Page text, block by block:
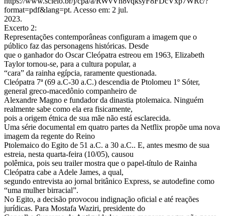
format=pdf&lang=pt. Acesso em: 2 jul.
2023.
Excerto 2:
Representações contemporâneas configuram a imagem que o
público faz das personagens históricas. Desde
que o ganhador do Oscar Cleópatra estreou em 1963, Elizabeth
Taylor tornou-se, para a cultura popular, a
“cara” da rainha egípcia, raramente questionada.
Cleópatra 7ª (69 a.C-30 a.C.) descendia de Ptolomeu 1º Sóter,
general greco-macedônio companheiro de
Alexandre Magno e fundador da dinastia ptolemaica. Ninguém
realmente sabe como ela era fisicamente,
pois a origem étnica de sua mãe não está esclarecida.
Uma série documental em quatro partes da Netflix propõe uma nova
imagem da regente do Reino
Ptolemaico do Egito de 51 a.C. a 30 a.C.. E, antes mesmo de sua
estreia, nesta quarta-feira (10/05), causou
polêmica, pois seu trailer mostra que o papel-título de Rainha
Cleópatra cabe a Adele James, a qual,
segundo entrevista ao jornal britânico Express, se autodefine como
“uma mulher birracial”.
No Egito, a decisão provocou indignação oficial e até reações
jurídicas. Para Mostafa Waziri, presidente do